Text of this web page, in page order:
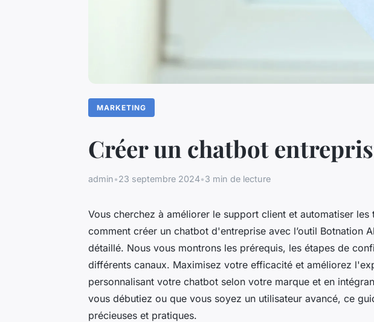
MARKETING
Créer un chatbot
admin•23 septembre 2024•3 min de lecture
Vous cherchez à améliorer le support client et automatiser les
comment créer un chatbot d'entreprise avec l’outil Botnation
détaillé. Nous vous montrons les prérequis, les étapes de
différents canaux. Maximisez votre efficacité et améliorez
personnalisant votre chatbot selon votre marque et en
vous débutiez ou que vous soyez un utilisateur avancé, ce
précieuses et pratiques.